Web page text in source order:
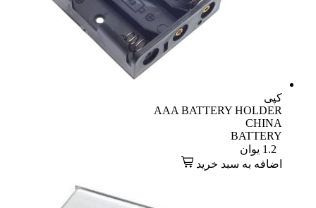
کپی
AAA BATTERY HOLDER
CHINA
BATTERY
1.2 یوان
اضافه به سبد خرید